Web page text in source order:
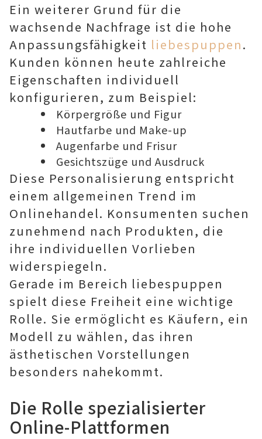
Ein weiterer Grund für die
wachsende Nachfrage ist die hohe
Anpassungsfähigkeit liebespuppen.
Kunden können heute zahlreiche
Eigenschaften individuell
konfigurieren, zum Beispiel:
Körpergröße und Figur
Hautfarbe und Make-up
Augenfarbe und Frisur
Gesichtszüge und Ausdruck
Diese Personalisierung entspricht
einem allgemeinen Trend im
Onlinehandel. Konsumenten suchen
zunehmend nach Produkten, die
ihre individuellen Vorlieben
widerspiegeln.
Gerade im Bereich liebespuppen
spielt diese Freiheit eine wichtige
Rolle. Sie ermöglicht es Käufern, ein
Modell zu wählen, das ihren
ästhetischen Vorstellungen
besonders nahekommt.
Die Rolle spezialisierter
Online-Plattformen